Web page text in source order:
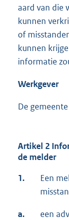
aard van die
kunnen
of
kunnen
informatie
Werkgever
De
Artikel 2
de melder
1.
Een
a. een